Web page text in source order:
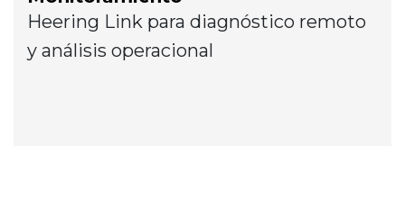
Heering Link para diagnóstico remoto
y análisis operacional